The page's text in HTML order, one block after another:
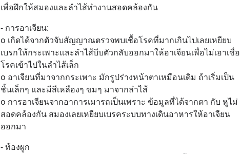
เพื่อฝึกให้สมองและลำไส้ทำงานสอดคล้องกัน
- การอาเจียน:
o เกิดได้จากตัวจับสัญญาณตรวจพบเชื้อโรคที่มากเกินไปเลยเหยียบ
เบรกให้กระเพาะและลำไส้บีบตัวกลับออกมาให้อาเจียนเพื่อไม่เอาเชื่อ
โรคเข้าไปในลำไส้เล็ก
o อาเจียนที่มาจากกระเพาะ มักรูปร่างหน้าตาเหมือนเดิม ถ้าเริ่มเป็น
ชิ้นเล็กๆ และมีสีเหลืองๆ ขมๆ มาจากลำไส้
o การอาเจียนจากอาการเมารถเป็นเพราะ ข้อมูลที่ได้จากตา กับ หูไม่
สอดคล้องกัน สมองเลยเหยียบเบรคระบบทางเดินอาหารให้อาเจียน
ออกมา
- ท้องผูก